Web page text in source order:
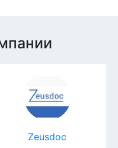
Zeusdoc